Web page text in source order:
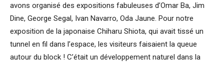
avons organisé des expositions fabuleuses d’Omar Ba, Jim
Dine, George Segal, Ivan Navarro, Oda Jaune. Pour notre
exposition de la japonaise Chiharu Shiota, qui avait tissé un
tunnel en fil dans l’espace, les visiteurs faisaient la queue
autour du block ! C’était un développement naturel dans la